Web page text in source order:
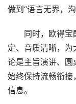
做到“语言无界，沟
同时，欧得宝
定、音质清晰，
论是主旨演讲、
始终保持流畅衔
信息。